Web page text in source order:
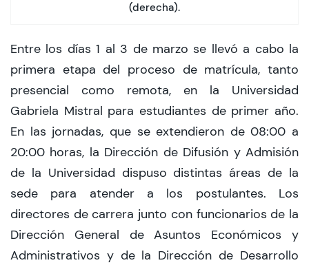
(derecha).
Entre los días 1 al 3 de marzo se llevó a cabo la
primera etapa del proceso de matrícula, tanto
presencial como remota, en la Universidad
Gabriela Mistral para estudiantes de primer año.
En las jornadas, que se extendieron de 08:00 a
20:00 horas, la Dirección de Difusión y Admisión
de la Universidad dispuso distintas áreas de la
sede para atender a los postulantes. Los
directores de carrera junto con funcionarios de la
Dirección General de Asuntos Económicos y
Administrativos y de la Dirección de Desarrollo